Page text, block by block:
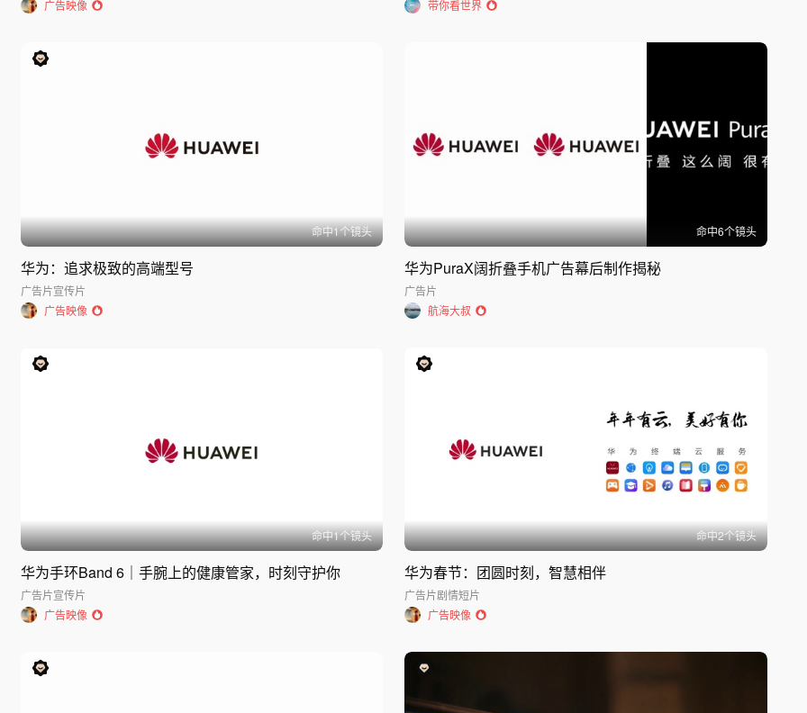
广告映像 带你看世界
命中1个镜头
华为：追求极致的高端型号
广告片宣传片
广告映像
命中6个镜头
华为PuraX阔折叠手机广告幕后制作揭秘
广告片
航海大叔
命中1个镜头
华为手环Band 6｜手腕上的健康管家，时刻守护你
广告片宣传片
广告映像
命中2个镜头
华为春节：团圆时刻，智慧相伴
广告片剧情短片
广告映像